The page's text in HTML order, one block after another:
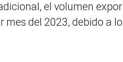
el volumen
mes del 2023, debido a